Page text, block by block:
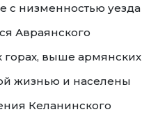
с низменностью уезда
Авраянского
горах, выше армянских
жизнью и населены
Келанинского